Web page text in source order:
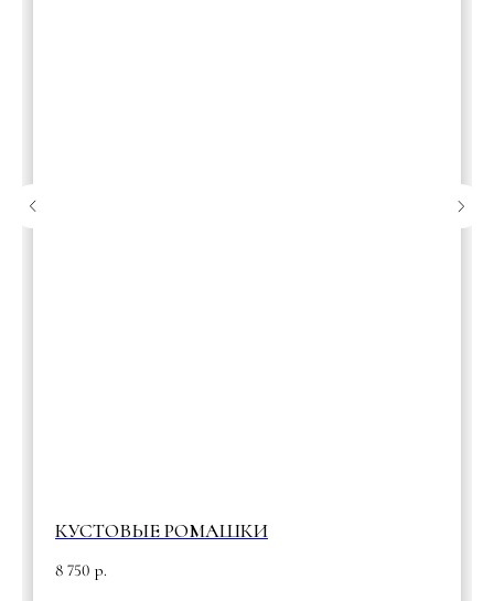
КУСТОВЫЕ РОМАШКИ
8 750 р.